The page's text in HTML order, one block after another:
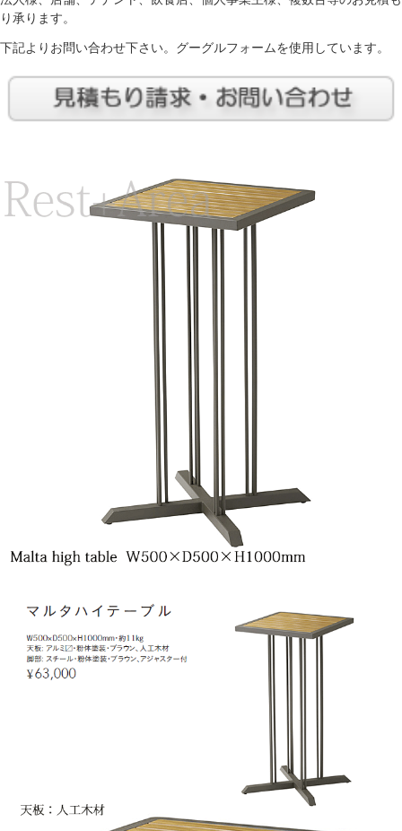
り承ります。
下記よりお問い合わせ下さい。グーグルフォームを使用しています。